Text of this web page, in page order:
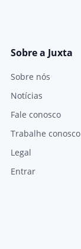
Sobre a Juxta
Sobre nós
Notícias
Fale conosco
Trabalhe conosco
Legal
Entrar